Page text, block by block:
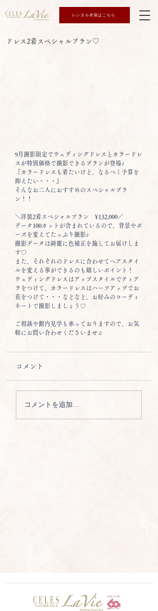
レンタル衣装はこちら
ドレス2着スペシャルプラン♡
9月撮影限定でウェディングドレスとカラードレ
スが特別価格で撮影できるプランが登場♪
『カラードレスも着たいけど、なるべく予算を
抑えたい・・・』
そんなお二人におすすめのスペシャルプラ
ン！！
＼洋装2着スペシャルプラン　¥132,000／
データ100カットが含まれているので、背景やポ
ーズを変えてたっぷり撮影♪
撮影データは綺麗に色補正を施してお届けしま
す♡
また、それぞれのドレスに合わせてヘアスタイ
ルを変える事ができるのも嬉しいポイント！
ウェディングドレスはアップスタイルでティア
ラをつけて、カラードレスはハーフアップでお
花をつけて・・・などなど、お好みのコーディ
ネートで撮影しましょう♡
ご相談や館内見学も承っておりますので、お気
軽にお問い合わせくださいませ♫
コメント
コメントを追加…